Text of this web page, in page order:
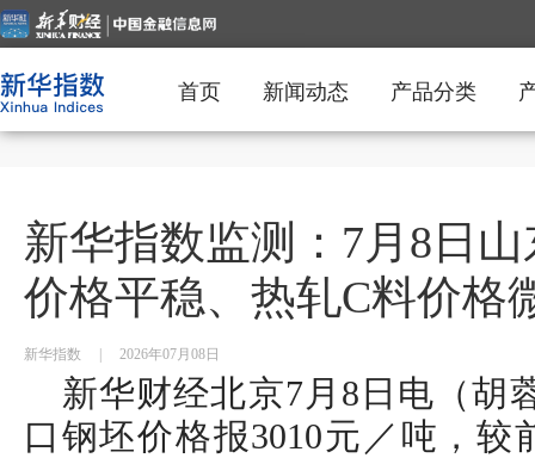
首页 新闻动态 产品分类
新华指数监测：7月8日
价格平稳、热轧C料价格
新华指数 2026年07月08日
新华财经北京7月8日电（胡
口钢坯价格报3010元／吨，